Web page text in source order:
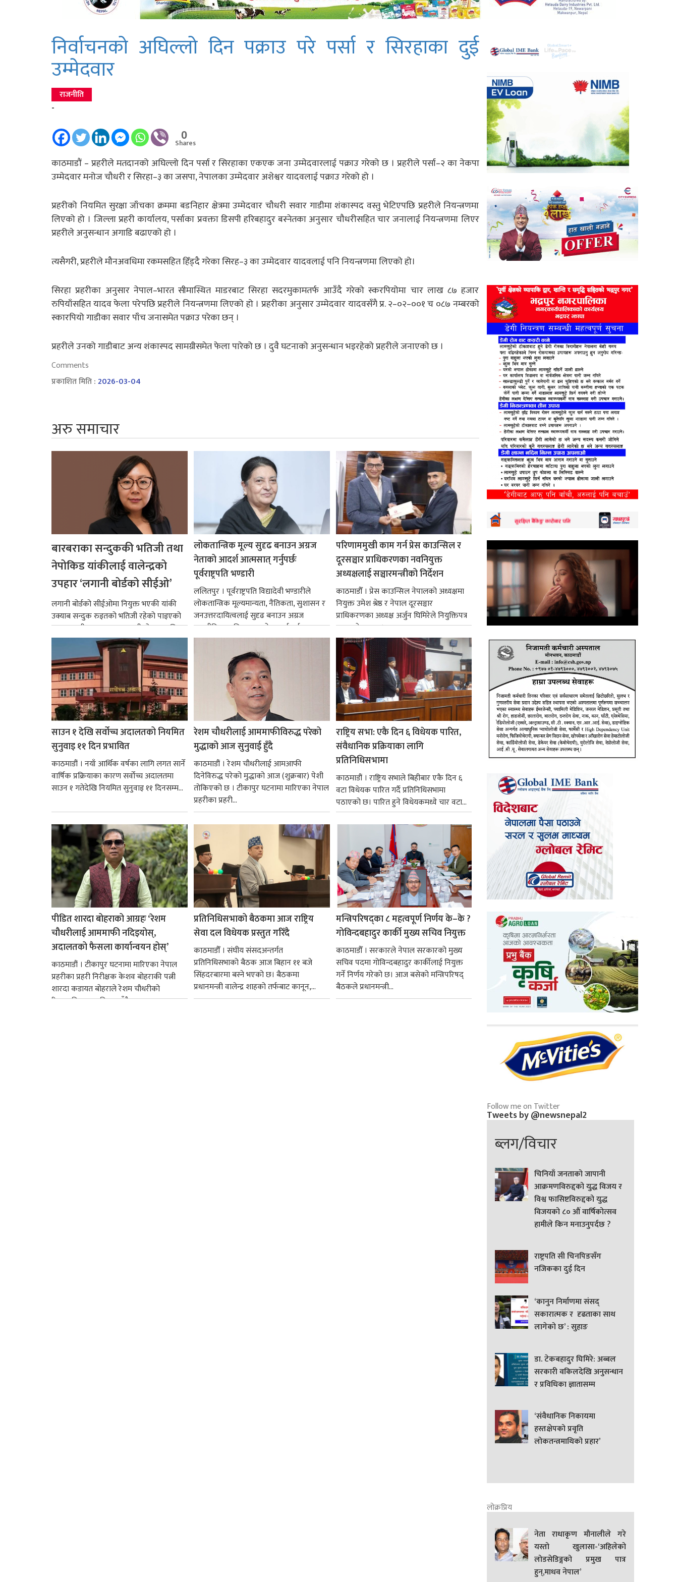
निर्वाचनको अघिल्लो दिन पक्राउ परे पर्सा र सिरहाका दुई
उम्मेदवार
राजनीति
-
0
Shares
काठमाडौं – प्रहरीले मतदानको अघिल्लो दिन पर्सा र सिरहाका एकएक जना उम्मेदवारलाई पक्राउ गरेको छ । प्रहरीले पर्सा–२ का नेकपा
उम्मेदवार मनोज चौधरी र सिरहा–३ का जसपा, नेपालका उम्मेदवार अशेश्वर यादवलाई पक्राउ गरेको हो ।
प्रहरीको नियमित सुरक्षा जाँचका क्रममा बडनिहार क्षेत्रमा उम्मेदवार चौधरी सवार गाडीमा शंकास्पद वस्तु भेटिएपछि प्रहरीले नियन्त्रणमा
लिएको हो । जिल्ला प्रहरी कार्यालय, पर्साका प्रवक्ता डिसपी हरिबहादुर बस्नेतका अनुसार चौधरीसहित चार जनालाई नियन्त्रणमा लिएर
प्रहरीले अनुसन्धान अगाडि बढाएको हो ।
त्यसैगरी, प्रहरीले मौनअवधिमा रकमसहित हिँड्दै गरेका सिरह–३ का उम्मेदवार यादवलाई पनि नियन्त्रणमा लिएको हो।
सिरहा प्रहरीका अनुसार नेपाल–भारत सीमास्थित माडरबाट सिरहा सदरमुकामतर्फ आउँदै गरेको स्करपियोमा चार लाख ८७ हजार
रुपियाँसहित यादव फेला परेपछि प्रहरीले नियन्त्रणमा लिएको हो । प्रहरीका अनुसार उम्मेदवार यादवसँगै प्र. २–०२–००१ च ०८७ नम्बरको
स्कारपियो गाडीका सवार पाँच जनासमेत पक्राउ परेका छन् ।
प्रहरीले उनको गाडीबाट अन्य शंकास्पद सामग्रीसमेत फेला पारेको छ । दुवै घटनाको अनुसन्धान भइरहेको प्रहरीले जनाएको छ ।
Comments
प्रकाशित मिति :2026-03-04
अरु समाचार
बारबराका सन्दुककी भतिजी तथा
नेपोकिड यांकीलाई वालेन्द्रको
उपहार ‘लगानी बोर्डको सीईओ’
लगानी बोर्डको सीईओमा नियुक्त भएकी यांकी
उक्याब सन्दुक रुइतको भतिजी रहेको पाइएको
छ। तत्कालीन समयमा महाकालीको अञ्चलाधिश
नै बनेका जोन...
लोकतान्त्रिक मूल्य सुदृढ बनाउन अग्रज
नेताको आदर्श आत्मसात् गर्नुपर्छः
पूर्वराष्ट्रपति भण्डारी
ललितपुर । पूर्वराष्ट्रपति विद्यादेवी भण्डारीले
लोकतान्त्रिक मूल्यमान्यता, नैतिकता, सुशासन र
जनउत्तरदायित्वलाई सुदृढ बनाउन अग्रज
राजनीतिक व्यक्तित्वहरूको आदर्शलाई आत्मसात्
गर्न आवश्यक...
परिणाममुखी काम गर्न प्रेस काउन्सिल र
दूरसञ्चार प्राधिकरणका नवनियुक्त
अध्यक्षलाई सञ्चारमन्त्रीको निर्देशन
काठमाडौँ । प्रेस काउन्सिल नेपालको अध्यक्षमा
नियुक्त उमेश श्रेष्ठ र नेपाल दूरसञ्चार
प्राधिकरणका अध्यक्ष अर्जुन घिमिरेले नियुक्तिपत्र
ग्रहण गरेका छन्।...
साउन १ देखि सर्वोच्च अदालतको नियमित
सुनुवाइ ११ दिन प्रभावित
काठमाडौं । नयाँ आर्थिक वर्षका लागि लगत सार्ने
वार्षिक प्रक्रियाका कारण सर्वोच्च अदालतमा
साउन १ गतेदेखि नियमित सुनुवाइ ११ दिनसम्म...
रेशम चौधरीलाई आममाफीविरुद्ध परेको
मुद्धाको आज सुनुवाई हुँदै
काठमाडौं । रेशम चौधरीलाई आमआफी
दिनेविरुद्ध परेको मुद्धाको आज (शुक्रबार) पेशी
तोकिएको छ । टीकापुर घटनामा मारिएका नेपाल
प्रहरीका प्रहरी...
राष्ट्रिय सभा: एकै दिन ६ विधेयक पारित,
संवैधानिक प्रक्रियाका लागि
प्रतिनिधिसभामा
काठमाडौं । राष्ट्रिय सभाले बिहीबार एकै दिन ६
वटा विधेयक पारित गर्दै प्रतिनिधिसभामा
पठाएको छ। पारित हुने विधेयकमध्ये चार वटा...
पीडित शारदा बोहराको आग्रहः ‘रेशम
चौधरीलाई आममाफी नदिइयोस्,
अदालतको फैसला कार्यान्वयन होस्’
काठमाडौं । टीकापुर घटनामा मारिएका नेपाल
प्रहरीका प्रहरी निरीक्षक केशव बोहराकी पत्नी
शारदा कडायत बोहराले रेशम चौधरीको
रिहाइप्रति असहमति जनाउँदै...
प्रतिनिधिसभाको बैठकमा आज राष्ट्रिय
सेवा दल विधेयक प्रस्तुत गरिँदै
काठमाडौँ । संघीय संसदअन्तर्गत
प्रतिनिधिसभाको बैठक आज बिहान ११ बजे
सिंहदरबारमा बस्ने भएको छ। बैठकमा
प्रधानमन्त्री वालेन्द्र शाहको तर्फबाट कानून,...
मन्त्रिपरिषद्का ८ महत्वपूर्ण निर्णय के–के ?
गोविन्दबहादुर कार्की मुख्य सचिव नियुक्त
काठमाडौँ । सरकारले नेपाल सरकारको मुख्य
सचिव पदमा गोविन्दबहादुर कार्कीलाई नियुक्त
गर्ने निर्णय गरेको छ। आज बसेको मन्त्रिपरिषद्
बैठकले प्रधानमन्त्री...
Follow me on Twitter
Tweets by @newsnepal2
ब्लग/विचार
चिनियाँ जनताको जापानी
आक्रमणविरुद्दको युद्ध विजय र
विश्व फासिष्टविरुद्दको युद्ध
विजयको ८० औं वार्षिकोत्सव
हामीले किन मनाउनुपर्दछ ?
राष्ट्रपति सी चिनपिङसँग
नजिकका दुई दिन
‘कानुन निर्माणमा संसद्
सकारात्मक र दृढताका साथ
लागेको छ’ : सुहाङ
डा. टेकबहादुर घिमिरे: अब्बल
सरकारी वकिलदेखि अनुसन्धान
र प्रविधिका ज्ञातासम्म
‘संवैधानिक निकायमा
हस्तक्षेपको प्रवृति
लोकतन्त्रमाथिको प्रहार’
लोक्रप्रिय
नेता राधाकृण मौनालीले गरे
यस्तो खुलासा-‘अहिलेको
लोडसेडिङ्गको प्रमुख पात्र
हुन्,माधव नेपाल’